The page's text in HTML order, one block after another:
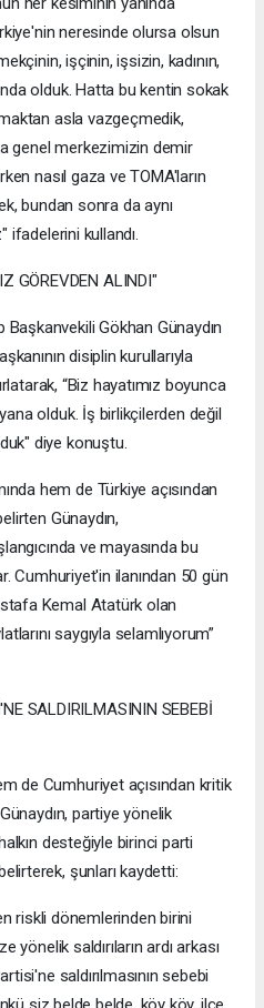
neresinde olursa olsun
işçinin, işsizin, kadının,
olduk. Hatta bu kentin sokak
asla vazgeçmedik,
genel merkezimizin demir
nasıl gaza ve TOMA'ların
bundan sonra da aynı
ifadelerini kullandı.
GÖREVDEN ALINDI"
Gökhan Günaydın
disiplin kurullarıyla
“Biz hayatımız boyunca
olduk. İş birlikçilerden değil
diye konuştu.
hem de Türkiye açısından
Günaydın,
ve mayasında bu
Cumhuriyet'in ilanından 50 gün
Kemal Atatürk olan
saygıyla selamlıyorum”
SALDIRILMASININ SEBEBİ
de Cumhuriyet açısından kritik
partiye yönelik
desteğiyle birinci parti
şunları kaydetti:
riskli dönemlerinden birini
saldırıların ardı arkası
saldırılmasının sebebi